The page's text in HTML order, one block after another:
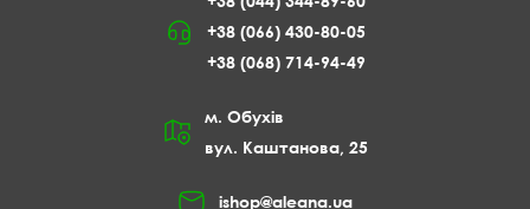
+38 (066) 430-80-05
+38 (068) 714-94-49
м. Обухів
вул. Каштанова, 25
ishop@aleana.ua